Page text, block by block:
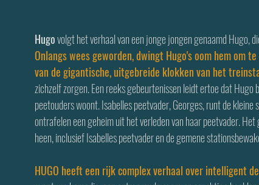
Hugo volgt het verhaal van een jonge jongen genaamd Hugo,
Onlangs wees geworden, dwingt Hugo's oom hem om
van de gigantische, uitgebreide klokken van het
zichzelf zorgen. Een reeks gebeurtenissen leidt ertoe dat
peetouders woont. Isabelles peetvader, Georges, runt de
ontrafelen een geheim uit het verleden van haar peetvader.
heen, inclusief Isabelles peetvader en de gemene
HUGO heeft een rijk complex verhaal over intelligent